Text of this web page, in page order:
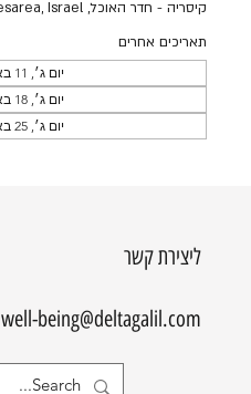
קיסריה - חדר האוכל, HaEshel St 45, Caesarea, Israel
תאריכים אחרים
יום ג׳, 11 באוג׳, 15:30
יום ג׳, 18 באוג׳, 15:30
יום ג׳, 25 באוג׳, 15:30
ליצירת קשר
well-being@deltagalil.com